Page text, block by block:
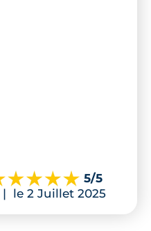
5/5
| le 2 Juillet 2025